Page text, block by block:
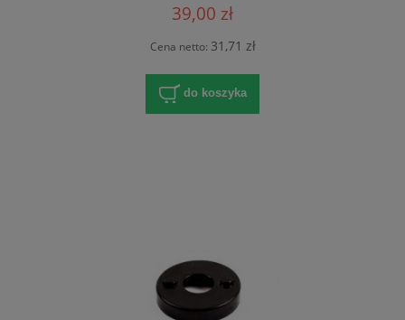
39,00 zł
Cena netto: 31,71 zł
do koszyka